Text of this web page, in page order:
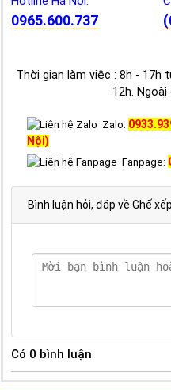
0965.600.737
Thời gian làm việc : 8h - 17h
12h. Ngoài
Zalo:
Nội)
Fanpage:
Bình luận hỏi, đáp về Ghế
Có 0 bình luận